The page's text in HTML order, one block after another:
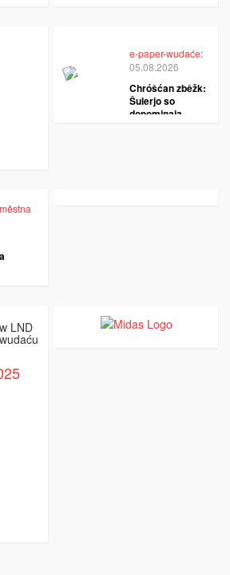
e-paper-wudaće:
05.08.2026
Chróšćan zběžk:
Šulerjo so
dopominaja
LND